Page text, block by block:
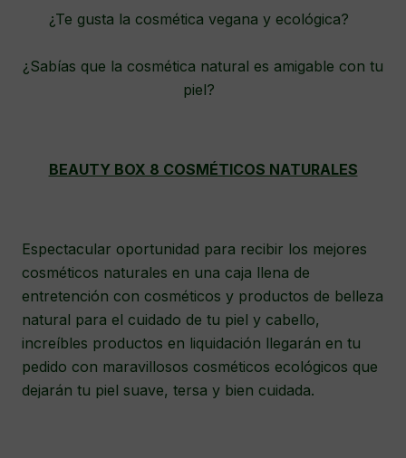
¿Te gusta la cosmética vegana y ecológica?
¿Sabías que la cosmética natural es amigable con tu
piel?
BEAUTY BOX 8 COSMÉTICOS NATURALES
Espectacular oportunidad para recibir los mejores
cosméticos naturales en una caja llena de
entretención con cosméticos y productos de belleza
natural para el cuidado de tu piel y cabello,
increíbles productos en liquidación llegarán en tu
pedido con maravillosos cosméticos ecológicos que
dejarán tu piel suave, tersa y bien cuidada.